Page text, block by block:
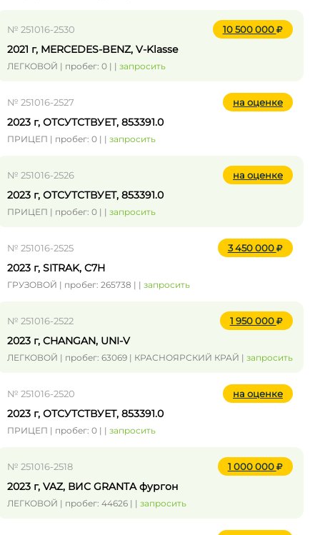
№ 251016-2530 10 500 000
2021 г, MERCEDES-BENZ, V-Klasse
ЛЕГКОВОЙ | пробег: 0 | | запросить
№ 251016-2527 на оценке
2023 г, ОТСУТСТВУЕТ, 853391.0
ПРИЦЕП | пробег: 0 | | запросить
№ 251016-2526 на оценке
2023 г, ОТСУТСТВУЕТ, 853391.0
ПРИЦЕП | пробег: 0 | | запросить
№ 251016-2525 3 450 000
2023 г, SITRAK, C7H
ГРУЗОВОЙ | пробег: 265738 | | запросить
№ 251016-2522 1 950 000
2023 г, CHANGAN, UNI-V
ЛЕГКОВОЙ | пробег: 63069 | КРАСНОЯРСКИЙ КРАЙ | запросить
№ 251016-2520 на оценке
2023 г, ОТСУТСТВУЕТ, 853391.0
ПРИЦЕП | пробег: 0 | | запросить
№ 251016-2518 1 000 000
2023 г, VAZ, ВИС GRANTA фургон
ЛЕГКОВОЙ | пробег: 44626 | | запросить